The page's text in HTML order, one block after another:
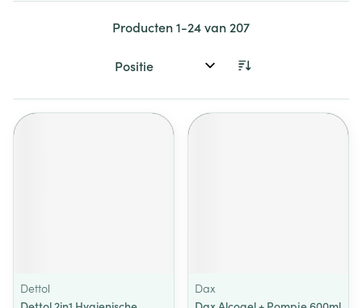
Producten1-24van 207
Sorteer op:
Dettol
Dax